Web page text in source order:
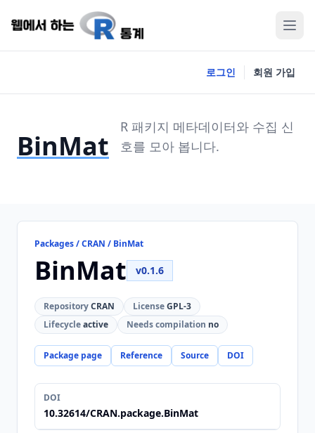
로그인 회원 가입
BinMat
R 패키지 메타데이터와 수집 신
호를 모아 봅니다.
Packages / CRAN / BinMat
BinMat v0.1.6
RepositoryCRAN LicenseGPL-3
Lifecycleactive Needs compilation no
Package page Reference Source DOI
DOI
10.32614/CRAN.package.BinMat